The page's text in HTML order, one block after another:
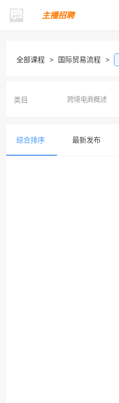
主播招聘
全部课程 > 国际贸易流程 >
类目 跨境电商概述
综合排序 最新发布